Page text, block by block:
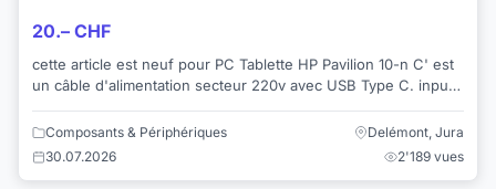
20.– CHF
cette article est neuf pour PC Tablette HP Pavilion 10-n C' est
un câble d'alimentation secteur 220v avec USB Type C. input
100- 240 50/60HZ 1,5A ...
Composants & Périphériques
Delémont, Jura
30.07.2026
2'189 vues